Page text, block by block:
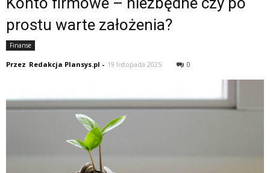
prostu warte założenia?
Finanse
Przez Redakcja Plansys.pl - 19 listopada 2025 0